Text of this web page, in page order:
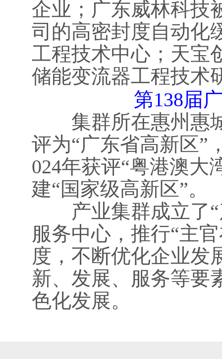
企业；广东威林科技
司的高密封度自动化
工程技术中心；天宝
储能变流器工程技术
第138届广
集群所在惠州惠城
评为“广东省高新区”
024年获评“粤港澳大
建“国家级高新区”。
产业集群成立了“
服务中心，推行“主
度，不断优化企业发
新、发展、服务等要
色化发展。